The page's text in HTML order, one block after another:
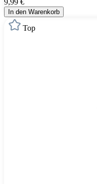
9,99 €
In den Warenkorb
Top